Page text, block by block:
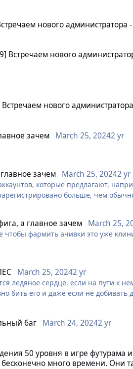
нового администратора
Встречаем нового
нескольких лет наша
и с любопытством
приключение
к Клубу маленьких
нового
зачем March 25, 20242 yr
зачем March 25, 20242 yr
которые предлагают,
больше, чем
а главное зачем March 25,
чтобы фармить ачивки это уже
March 25, 20242 yr
ледяное сердце, если на пути к
бить его и даже если не
баг March 24, 20242 yr
50 уровня в игре футурама
много времени. Они